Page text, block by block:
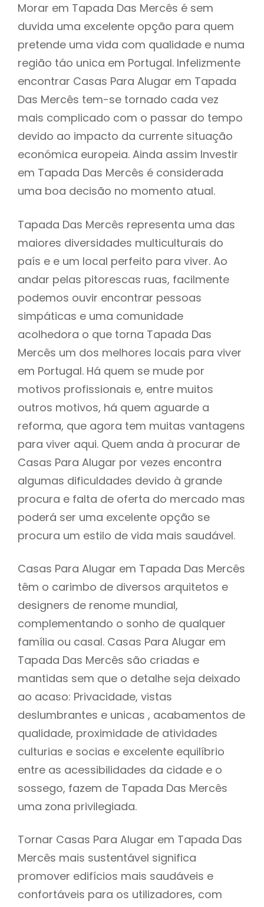
Morar em Tapada Das Mercês é sem
duvida uma excelente opção para quem
pretende uma vida com qualidade e numa
região táo unica em Portugal. Infelizmente
encontrar Casas Para Alugar em Tapada
Das Mercês tem-se tornado cada vez
mais complicado com o passar do tempo
devido ao impacto da currente situação
económica europeia. Ainda assim Investir
em Tapada Das Mercês é considerada
uma boa decisão no momento atual.
Tapada Das Mercês representa uma das
maiores diversidades multiculturais do
país e e um local perfeito para viver. Ao
andar pelas pitorescas ruas, facilmente
podemos ouvir encontrar pessoas
simpáticas e uma comunidade
acolhedora o que torna Tapada Das
Mercês um dos melhores locais para viver
em Portugal. Há quem se mude por
motivos profissionais e, entre muitos
outros motivos, há quem aguarde a
reforma, que agora tem muitas vantagens
para viver aqui. Quem anda à procurar de
Casas Para Alugar por vezes encontra
algumas dificuldades devido à grande
procura e falta de oferta do mercado mas
poderá ser uma excelente opção se
procura um estilo de vida mais saudável.
Casas Para Alugar em Tapada Das Mercês
têm o carimbo de diversos arquitetos e
designers de renome mundial,
complementando o sonho de qualquer
família ou casal. Casas Para Alugar em
Tapada Das Mercês são criadas e
mantidas sem que o detalhe seja deixado
ao acaso: Privacidade, vistas
deslumbrantes e unicas , acabamentos de
qualidade, proximidade de atividades
culturias e socias e excelente equilíbrio
entre as acessibilidades da cidade e o
sossego, fazem de Tapada Das Mercês
uma zona privilegiada.
Tornar Casas Para Alugar em Tapada Das
Mercês mais sustentável significa
promover edifícios mais saudáveis e
confortáveis para os utilizadores, com